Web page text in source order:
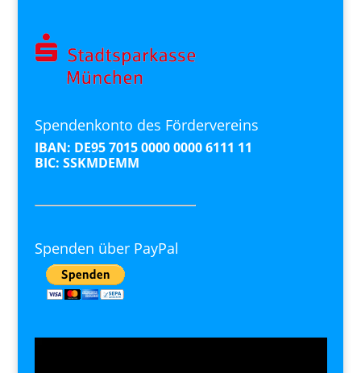
Spendenkonto des Fördervereins
IBAN: DE95 7015 0000 0000 6111 11
BIC: SSKMDEMM
Spenden über PayPal